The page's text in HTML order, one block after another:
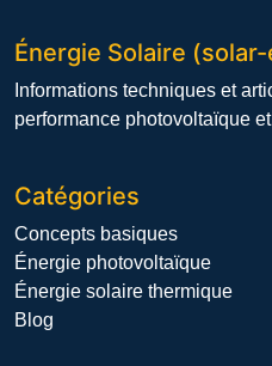
Énergie Solaire
Informations techniques et
performance photovoltaïque
Catégories
Concepts basiques
Énergie photovoltaïque
Énergie solaire thermique
Blog